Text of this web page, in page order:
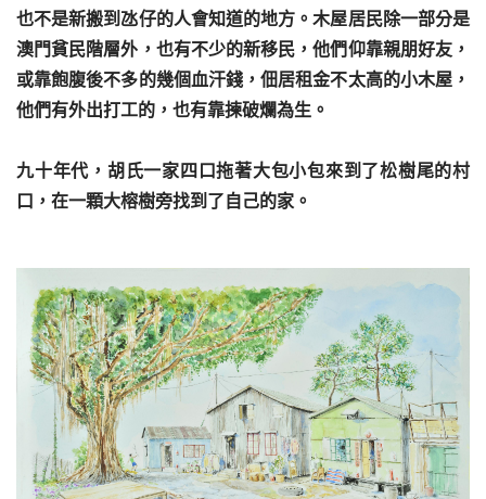
也不是新搬到氹仔的人會知道的地方。木屋居民除一部分是
澳門貧民階層外，也有不少的新移民，他們仰靠親朋好友，
或靠飽腹後不多的幾個血汗錢，佃居租金不太高的小木屋，
他們有外出打工的，也有靠揀破爛為生。
九十年代，胡氏一家四口拖著大包小包來到了松樹尾的村
口，在一顆大榕樹旁找到了自己的家。